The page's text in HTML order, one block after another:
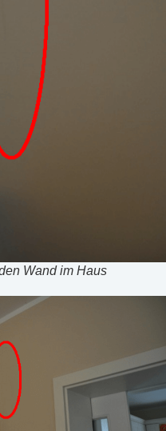
Wand im Haus